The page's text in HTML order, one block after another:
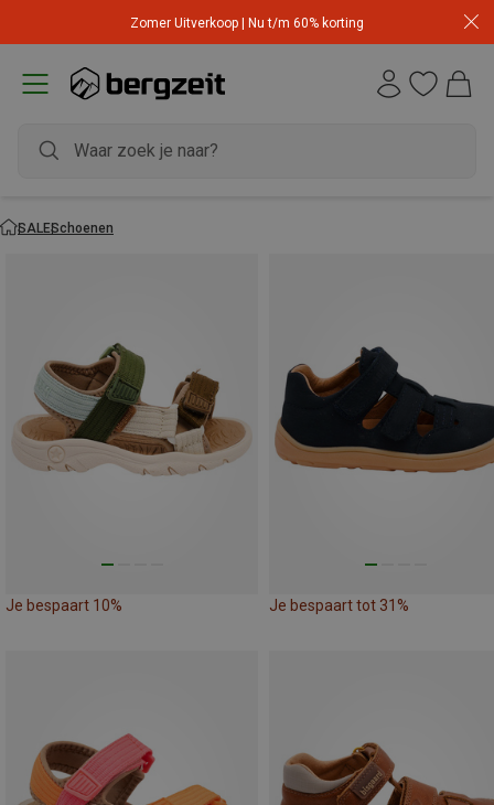
Zomer Uitverkoop | Nu t/m 60% korting
SALESchoenen
Je bespaart 10% Je bespaart tot 31%